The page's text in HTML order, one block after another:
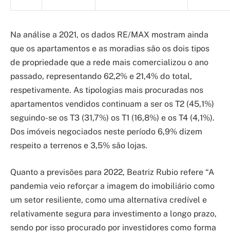
Na análise a 2021, os dados RE/MAX mostram ainda
que os apartamentos e as moradias são os dois tipos
de propriedade que a rede mais comercializou o ano
passado, representando 62,2% e 21,4% do total,
respetivamente. As tipologias mais procuradas nos
apartamentos vendidos continuam a ser os T2 (45,1%)
seguindo-se os T3 (31,7%) os T1 (16,8%) e os T4 (4,1%).
Dos imóveis negociados neste período 6,9% dizem
respeito a terrenos e 3,5% são lojas.
Quanto a previsões para 2022, Beatriz Rubio refere “A
pandemia veio reforçar a imagem do imobiliário como
um setor resiliente, como uma alternativa credível e
relativamente segura para investimento a longo prazo,
sendo por isso procurado por investidores como forma